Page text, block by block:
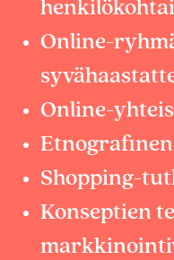
Online-
Online-
Shopping-
Konseptien